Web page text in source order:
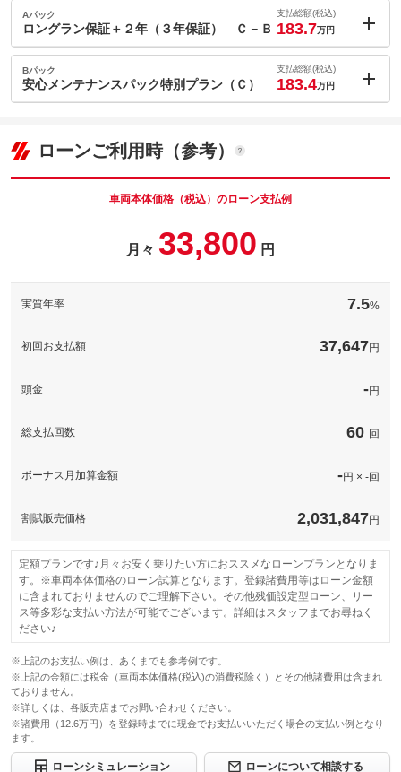
Aパック
ロングラン保証＋２年（３年保証） Ｃ－Ｂ
支払総額(税込)
183.7万円
内：オプシ
ョン価格
(税込)
車両本体価
す♪商談希望店舗や最寄りのディーラーでアフターフォローもでき
ます♪ぜひ商談希望店舗までご相談ください！
保証修理受
-
ロードサー
ビスの有無
このパックの見積もり依頼（無料）
Bパック
安心メンテナンスパック特別プラン（Ｃ）
支払総額(税込)
183.4万円
車両本体価
169
備考
１年点検、車検整備費用をお安くパックに！案内もスタッフがフ
ォローしますので安心♪技術力の高いエンジニアが責任を持ってメ
修理回数・
-
免責金
付先
ロードサー
ビスの有無
-
ローンご利用時（参考）
車両本体価格（税込）のローン支払例
月々 33,800 円
実質年率 7.5%
初回お支払額 37,647円
頭金 -円
総支払回数 60 回
ボーナス月加算金額 -円 × -回
割賦販売価格 2,031,847円
定額プランです♪月々お安く乗りたい方におススメなローンプランとなりま
す。※車両本体価格のローン試算となります。登録諸費用等はローン金額
に含まれておりませんのでご理解下さい。その他残価設定型ローン、リー
ス等多彩な支払い方法が可能でございます。詳細はスタッフまでお尋ねく
ださい♪
※上記のお支払い例は、あくまでも参考例です。
※上記の金額には税金（車両本体価格(税込)の消費税除く）とその他諸費用は含まれ
ておりません。
※詳しくは、各販売店までお問い合わせください。
※諸費用（12.6万円）を登録時までに現金でお支払いいただく場合の支払い例となり
ます。
ローンシミュレーション ローンについて相談する